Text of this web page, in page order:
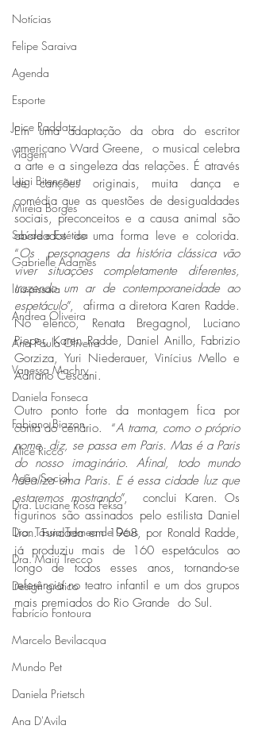
Notícias
Felipe Saraiva
Agenda
Esporte
Joice Raddatz
Viagem
Luigi Bitencourt
Miréia Borges
Saúde e Estética
Gabrielle Adames
luis-pissaia
Andrea Oliveira
Ana Paula Oliveira
Vanessa Machry
Daniela Fonseca
Fabiano Biazon
Alice Ricco
Ação Social
Dra. Luciane Rosa Feksa
Dra. Tássia Tremea de Deus
Dra. Mairi Trecco
Design gráfico
Fabrício Fontoura
Marcelo Bevilacqua
Mundo Pet
Daniela Prietsch
Ana D'Avila
Em uma adaptação da obra do escritor
americano Ward Greene,  o musical celebra
a arte e a singeleza das relações. É através
de canções originais, muita dança e
comédia que as questões de desigualdades
sociais, preconceitos e a causa animal são
abordados de uma forma leve e colorida.
“Os  personagens da história clássica vão
viver situações completamente diferentes,
trazendo um ar de contemporaneidade ao
espetáculo”,  afirma a diretora Karen Radde.
No elenco, Renata Bregagnol, Luciano
Pieper, Karen Radde, Daniel Anillo, Fabrizio
Gorziza, Yuri Niederauer, Vinícius Mello e
Adriano Cescani.
Outro ponto forte da montagem fica por
conta do cenário.  “A trama, como o próprio
nome  diz, se passa em Paris. Mas é a Paris
do nosso imaginário. Afinal, todo mundo
idealiza uma Paris. E é essa cidade luz que
estaremos mostrando”,  conclui Karen. Os
figurinos são assinados pelo estilista Daniel
Lion. Fundada em 1968, por Ronald Radde,
já produziu mais de 160 espetáculos ao
longo de todos esses anos, tornando-se
referência no teatro infantil e um dos grupos
mais premiados do Rio Grande  do Sul.